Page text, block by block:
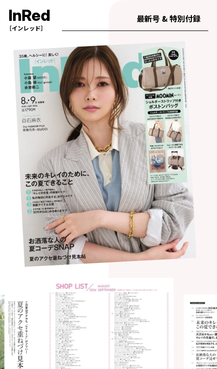
InRed
［インレッド］
最新号 & 特別付録